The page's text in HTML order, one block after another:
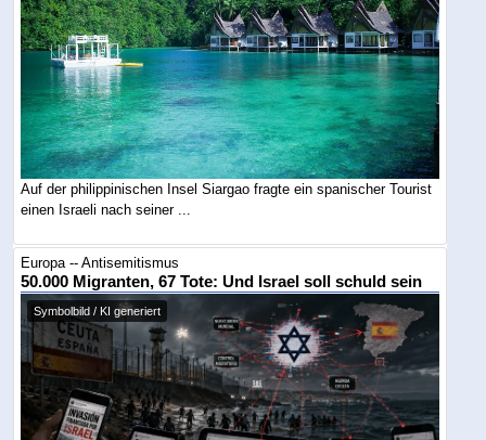
Auf der philippinischen Insel Siargao fragte ein spanischer Tourist
einen Israeli nach seiner ...
Europa -- Antisemitismus
50.000 Migranten, 67 Tote: Und Israel soll schuld sein
Symbolbild / KI generiert